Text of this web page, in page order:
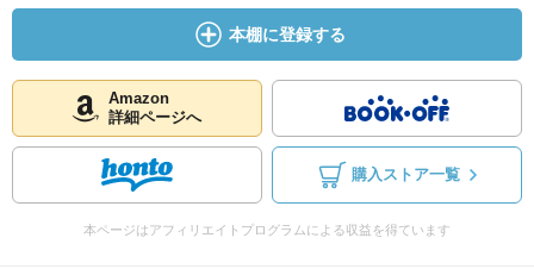
本棚に登録する
Amazon
詳細ページへ
購入ストア一覧
本ページはアフィリエイトプログラムによる収益を得ています